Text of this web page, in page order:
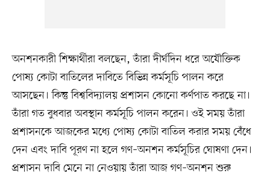
অনশনকারী শিক্ষার্থীরা বলছেন, তাঁরা দীর্ঘদিন ধরে অযৌক্তিক
পোষ্য কোটা বাতিলের দাবিতে বিভিন্ন কর্মসূচি পালন করে
আসছেন। কিন্তু বিশ্ববিদ্যালয় প্রশাসন কোনো কর্ণপাত করছে না।
তাঁরা গত বুধবার অবস্থান কর্মসূচি পালন করেন। ওই সময় তাঁরা
প্রশাসনকে আজকের মধ্যে পোষ্য কোটা বাতিল করার সময় বেঁধে
দেন এবং দাবি পূরণ না হলে গণ–অনশন কর্মসূচির ঘোষণা দেন।
প্রশাসন দাবি মেনে না নেওয়ায় তাঁরা আজ গণ–অনশন শুরু